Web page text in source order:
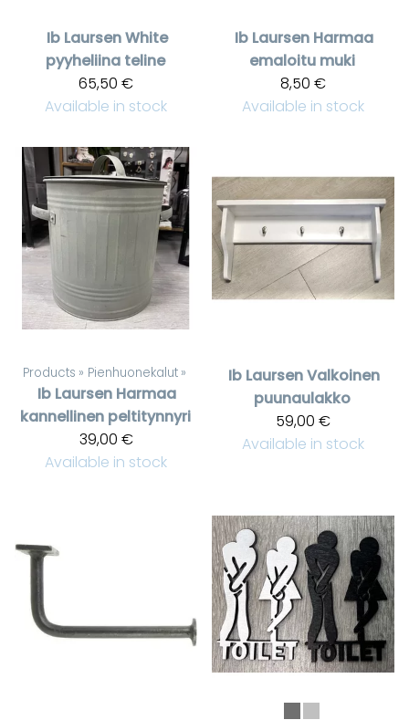
Ib LaursenWhite
pyyheliina teline
65,50 €
Available in stock
Ib Laursen Harmaa
emaloitu muki
8,50 €
Available in stock
Products ‪» Pienhuonekalut ‪»
Ib Laursen Harmaa
kannellinen peltitynnyri
39,00 €
Available in stock
Ib LaursenValkoinen
puunaulakko
59,00 €
Available in stock